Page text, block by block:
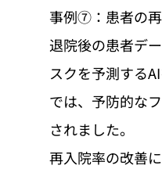
事例⑦：患者の
退院後の患者デ
スクを予測する
では、予防的な
されました。
再入院率の改善